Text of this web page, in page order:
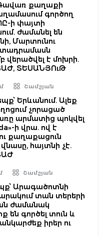
Գավառ քաղաքի
գործող
ի փայտի
ժամանել են
Մարտունու
վերածվել է մոխրի.
ՏԵՍԱՆՅՈւԹ
Շամշյան
Երևանում. Ալեք
չորացած
արմատից պոկվել
ի վրա. ով է
քաղաքացուն
հայտնի չէ.
Շամշյան
Արագածոտնի
տան տերերի
ժամանակ
են գործել տուն և
իրեր ու